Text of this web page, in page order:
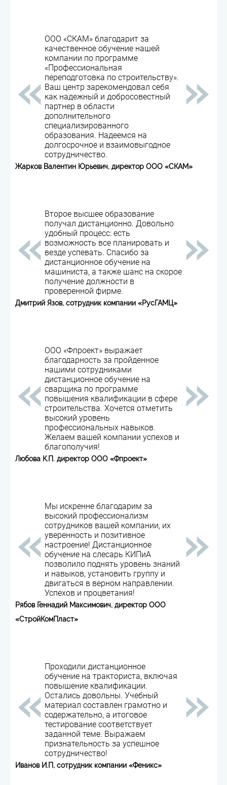
ООО «СКАМ» благодарит за
качественное обучение нашей
компании по программе
«Профессиональная
переподготовка по строительству».
Ваш центр зарекомендовал себя
как надежный и добросовестный
партнер в области
дополнительного
специализированного
образования. Надеемся на
долгосрочное и взаимовыгодное
сотрудничество.
Жарков Валентин Юрьевич, директор ООО «СКАМ»
Второе высшее образование
получал дистанционно. Довольно
удобный процесс: есть
возможность все планировать и
везде успевать. Спасибо за
дистанционное обучение на
машиниста, а также шанс на скорое
получение должности в
проверенной фирме.
Дмитрий Язов, сотрудник компании «РусГАМЦ»
ООО «Фпроект» выражает
благодарность за пройденное
нашими сотрудниками
дистанционное обучение на
сварщика по программе
повышения квалификации в сфере
строительства. Хочется отметить
высокий уровень
профессиональных навыков.
Желаем вашей компании успехов и
благополучия!
Любова К.П. директор ООО «Фпроект»
Мы искренне благодарим за
высокий профессионализм
сотрудников вашей компании, их
уверенность и позитивное
настроение! Дистанционное
обучение на слесарь КИПиА
позволило поднять уровень знаний
и навыков, установить группу и
двигаться в верном направлении.
Успехов и процветания!
Рябов Геннадий Максимович, директор ООО
«СтройКомПласт»
Проходили дистанционное
обучение на тракториста, включая
повышение квалификации.
Остались довольны. Учебный
материал составлен грамотно и
содержательно, а итоговое
тестирование соответствует
заданной теме. Выражаем
признательность за успешное
сотрудничество!
Иванов И.П, сотрудник компании «Феникс»